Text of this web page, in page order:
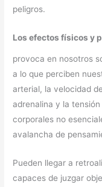
peligros.
Los efectos físicos y
provoca en nosotros
a lo que perciben
arterial, la velocidad
adrenalina y la
corporales no
avalancha de
Pueden llegar a
capaces de juzgar